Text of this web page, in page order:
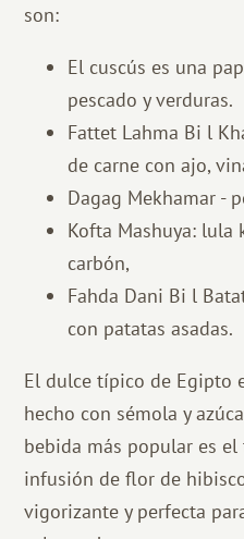
son:
El cuscús es una
pescado y verduras.
Fattet Lahma Bi l
de carne con ajo,
Dagag Mekhamar -
Kofta Mashuya: lula
carbón,
Fahda Dani Bi l
con patatas asadas.
El dulce típico de Egipto
hecho con sémola y
bebida más popular es el
infusión de flor de
vigorizante y perfecta